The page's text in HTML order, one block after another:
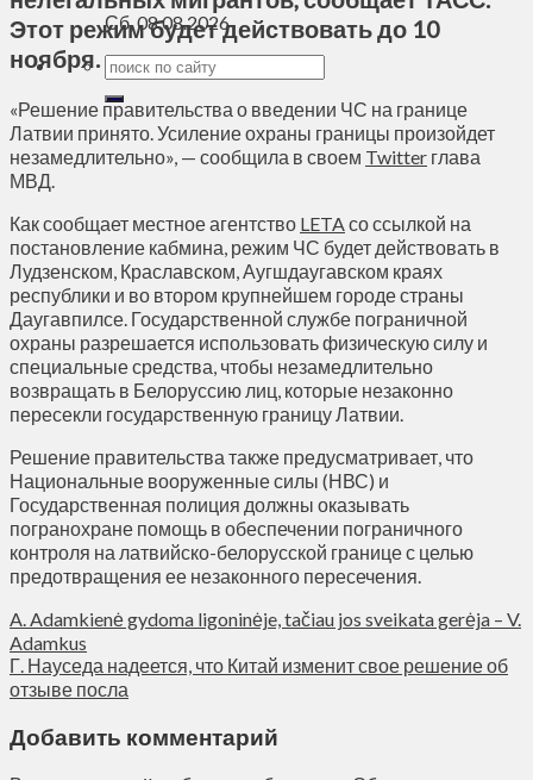
Сб, 08.08.2026
Этот режим будет действовать до 10
ноября.
«Решение правительства о введении ЧС на границе
Латвии принято. Усиление охраны границы произойдет
незамедлительно», — сообщила в своем Twitter глава
МВД.
Как сообщает местное агентство LETAсо ссылкой на
постановление кабмина, режим ЧС будет действовать в
Лудзенском, Краславском, Аугшдаугавском краях
республики и во втором крупнейшем городе страны
Даугавпилсе. Государственной службе пограничной
охраны разрешается использовать физическую силу и
специальные средства, чтобы незамедлительно
возвращать в Белоруссию лиц, которые незаконно
пересекли государственную границу Латвии.
Решение правительства также предусматривает, что
Национальные вооруженные силы (НВС) и
Государственная полиция должны оказывать
погранохране помощь в обеспечении пограничного
контроля на латвийско-белорусской границе с целью
предотвращения ее незаконного пересечения.
A. Adamkienė gydoma ligoninėje, tačiau jos sveikata gerėja – V.
Adamkus
Г. Науседа надеется, что Китай изменит свое решение об
отзыве посла
Добавить комментарий